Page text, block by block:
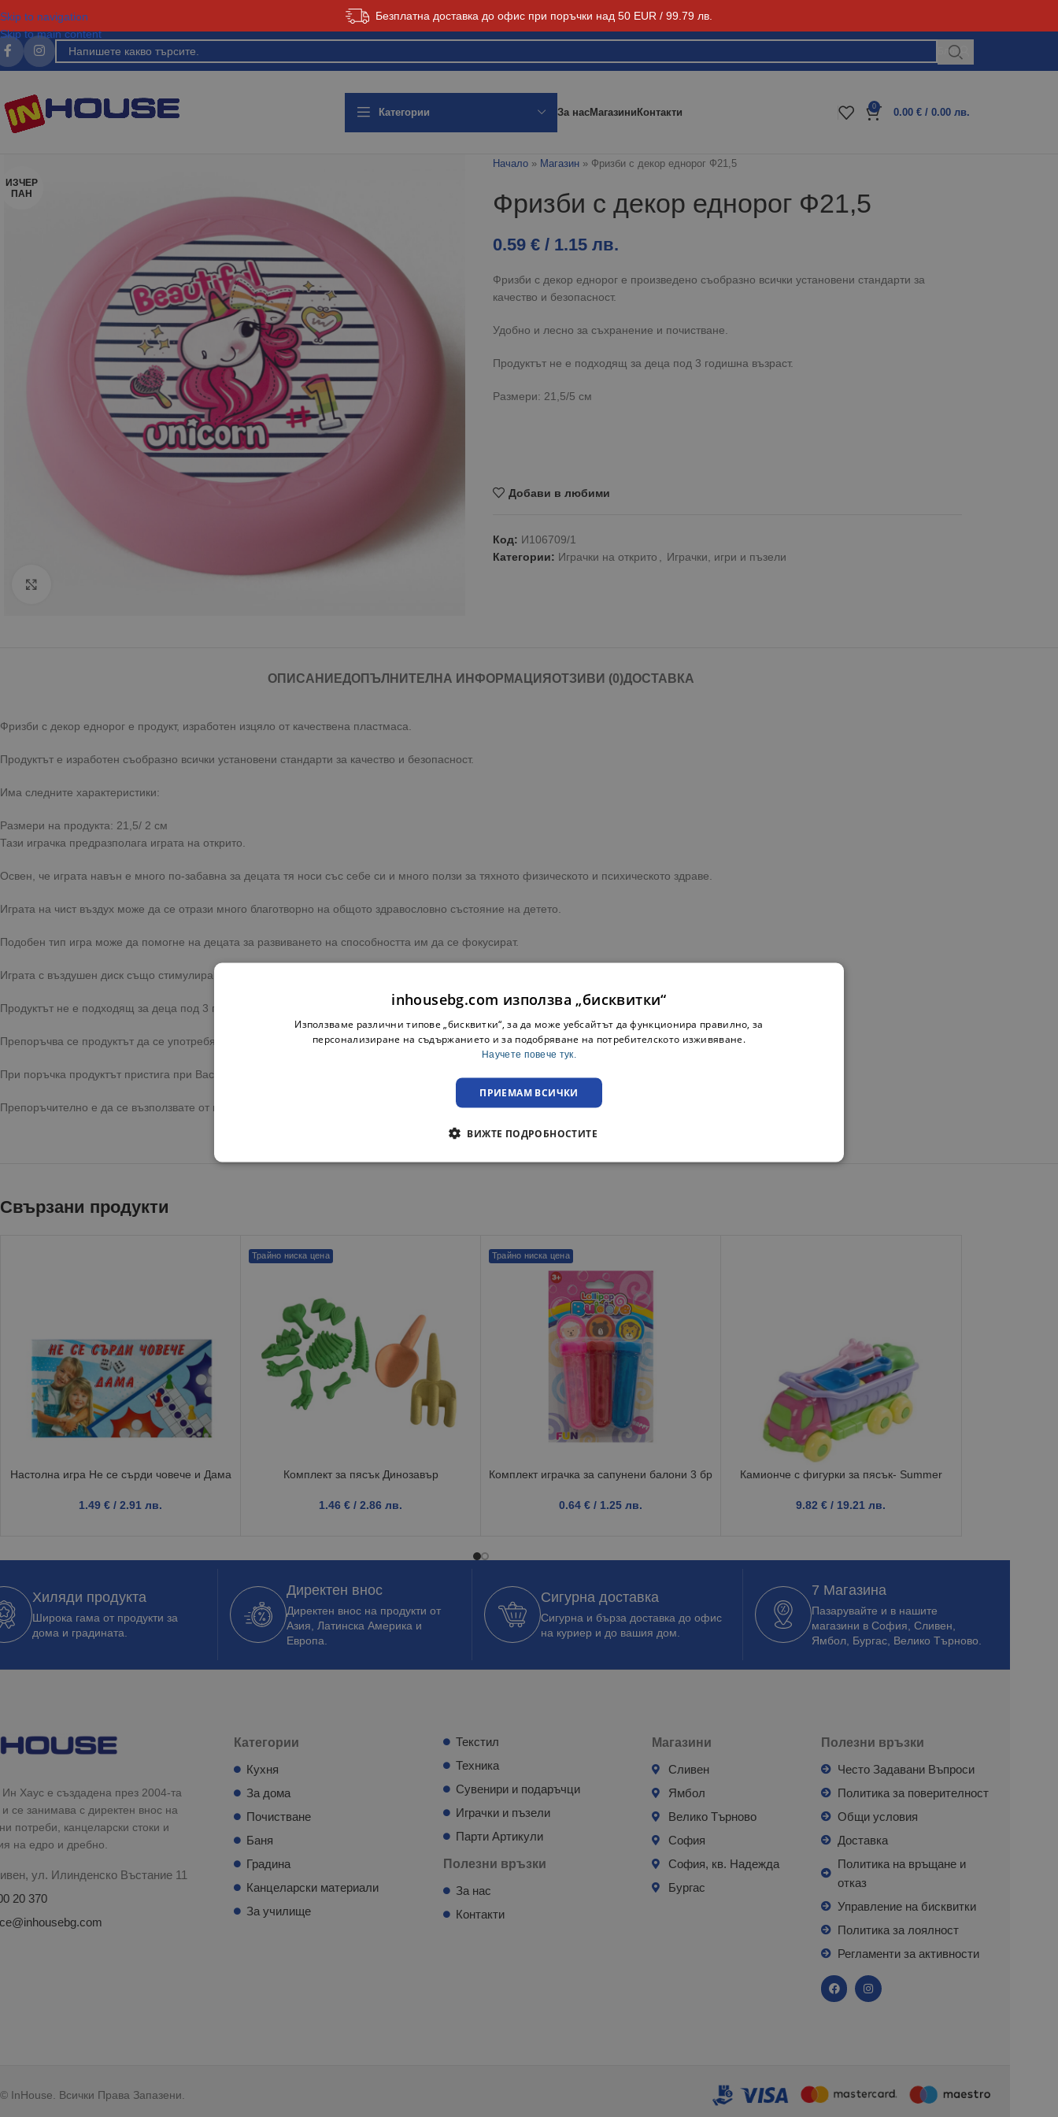
Безплатна доставка до офис при поръчки над 50 EUR / 99.79 лв.
Skip to navigation
Skip to main content
Блог
Категории За насМагазиниКонтакти 0
0.00 € / 0.00 лв.
ИЗЧЕР
ПАН
Начало» Магазин» Фризби с декор еднорог Ф21,5
Фризби с декор еднорог Ф21,5
0.59 € / 1.15 лв.
Фризби с декор еднорог е произведено съобразно всички установени стандарти за
качество и безопасност.
Удобно и лесно за съхранение и почистване.
Продуктът не е подходящ за деца под 3 годишна възраст.
Размери: 21,5/5 см
Добави в любими
Код: И106709/1
Категории: Играчки на открито Играчки, игри и пъзели
ОПИСАНИЕДОПЪЛНИТЕЛНА ИНФОРМАЦИЯ ОТЗИВИ (0)ДОСТАВКА
Фризби с декор еднорог е продукт, изработен изцяло от качествена пластмаса.
Продуктът е изработен съобразно всички установени стандарти за качество и безопасност.
Има следните характеристики:
Размери на продукта: 21,5/ 2 см
Тази играчка предразполага играта на открито.
Освен, че играта навън е много по-забавна за децата тя носи със себе си и много ползи за тяхното физическото и психическото здраве.
Играта на чист въздух може да се отрази много благотворно на общото здравословно състояние на детето.
Подобен тип игра може да помогне на децата за развиването на способността им да се фокусират.
Играта с въздушен диск също стимулира когнитивното развитие на детето.
Продуктът не е подходящ за деца под 3 годишна възраст.
Препоръчва се продуктът да се употребява под пряк надзор на възрастен.
При поръчка продуктът пристига при Вас с бърза и сигурна доставка до адрес или офис на куриерска фирма с опция преглед.
Препоръчително е да се възползвате от предоставената опция за преглед при освобождаване на пратката.
Свързани продукти
Настолна игра Не се сърди човече и Дама
1.49 € / 2.91 лв.
Трайно ниска цена
Комплект за пясък Динозавър
1.46 € / 2.86 лв.
Трайно ниска цена
Комплект играчка за сапунени балони 3 бр
0.64 € / 1.25 лв.
Камионче с фигурки за пясък- Summer
9.82 € / 19.21 лв.
Хиляди продукта
Широка гама от продукти за
дома и градината.
Директен внос
Директен внос на продукти от
Азия, Латинска Америка и
Европа.
Сигурна доставка
Сигурна и бърза доставка до офис
на куриер и до вашия дом.
7 Магазина
Пазарувайте и в нашите
магазини в София, Сливен,
Ямбол, Бургас, Велико Търново.
Хаус е създадена през 2004-та
и се занимава с директен внос на
потреби, канцеларски стоки и
на едро и дребно.
ул. Илинденско Въстание 11
20 370
Категории
Кухня
За дома
Почистване
Баня
Градина
Канцеларски материали
За училище
Текстил
Техника
Сувенири и подаръчци
Играчки и пъзели
Парти Артикули
Полезни връзки
За нас
Контакти
Магазини
Сливен
Ямбол
Велико Търново
София
София, кв. Надежда
Бургас
Полезни връзки
Често Задавани Въпроси
Политика за поверителност
Общи условия
Доставка
Политика на връщане и
отказ
Управление на бисквитки
Политика за лоялност
Регламенти за активности
InHouse. Всички Права Запазени.
inhousebg.com използва „бисквитки“
Използваме различни типове „бисквитки“, за да може уебсайтът да функционира правилно, за
персонализиране на съдържанието и за подобряване на потребителското изживяване.
Научете повече тук.
ПРИЕМАМ ВСИЧКИ
ВИЖТЕ ПОДРОБНОСТИТЕ